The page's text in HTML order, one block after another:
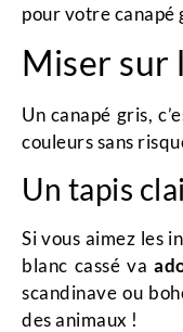
pour votre canapé
Miser sur
Un canapé gris,
couleurs sans
Un tapis
Si vous aimez les
blanc cassé va
scandinave ou
des animaux !